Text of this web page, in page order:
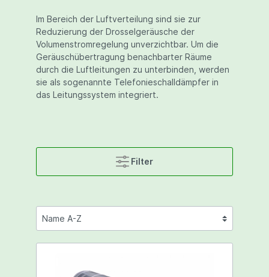
Im Bereich der Luftverteilung sind sie zur
Reduzierung der Drosselgeräusche der
Volumenstromregelung unverzichtbar. Um die
Geräuschübertragung benachbarter Räume
durch die Luftleitungen zu unterbinden, werden
sie als sogenannte Telefonieschalldämpfer in
das Leitungssystem integriert.
Filter